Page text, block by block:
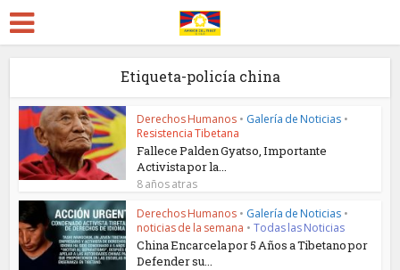
Etiqueta-policía china
Derechos Humanos • Galería de Noticias •
Resistencia Tibetana
Fallece Palden Gyatso, Importante
Activista por la...
8 años atras
Derechos Humanos • Galería de Noticias •
noticias de la semana • Todas las Noticias
China Encarcela por 5 Años a Tibetano por
Defender su...